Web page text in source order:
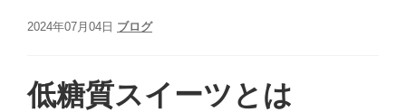
2024年07月04日 ブログ
低糖質スイーツとは